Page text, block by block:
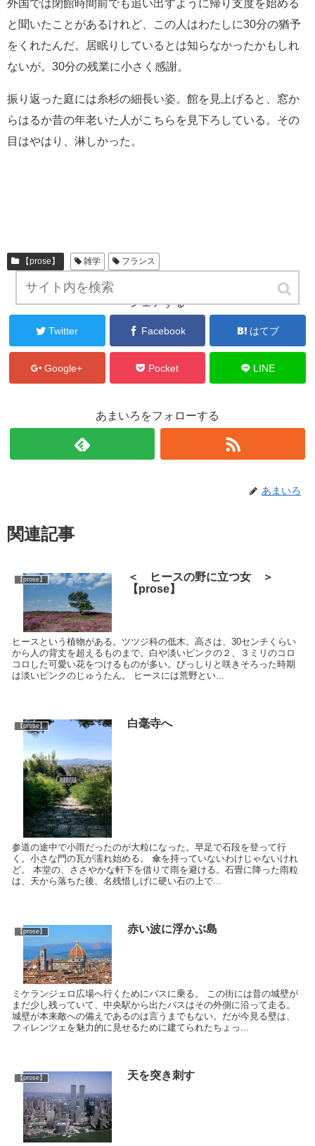
外国では閉館時間前でも追い出すように帰り支度を始める
と聞いたことがあるけれど、この人はわたしに30分の猶予
をくれたんだ。居眠りしているとは知らなかったかもしれ
ないが。30分の残業に小さく感謝。
振り返った庭には糸杉の細長い姿。館を見上げると、窓か
らはるか昔の年老いた人がこちらを見下ろしている。その
目はやはり、淋しかった。
【prose】 雑学 フランス
シェアする
Twitter Facebook はてブ
Google+ Pocket LINE
あまいろをフォローする
あまいろ
関連記事
【prose】
＜ ヒースの野に立つ女 ＞
【prose】
ヒースという植物がある。ツツジ科の低木。高さは、30センチくらい
から人の背丈を超えるものまで。白や淡いピンクの２、３ミリのコロ
コロした可愛い花をつけるものが多い。びっしりと咲きそろった時期
は淡いピンクのじゅうたん。 ヒースには荒野とい...
【prose】 白毫寺へ
参道の途中で小雨だったのが大粒になった。早足で石段を登って行
く。小さな門の瓦が濡れ始める。 傘を持っていないわけじゃないけれ
ど。 本堂の、ささやかな軒下を借りて雨を避ける。石畳に降った雨粒
は、天から落ちた後、名残惜しげに硬い石の上で...
【prose】 赤い波に浮かぶ島
ミケランジェロ広場へ行くためにバスに乗る。 この街には昔の城壁が
まだ少し残っていて、中央駅から出たバスはその外側に沿って走る。
城壁が本来敵への備えであるのは言うまでもない。だが今見る壁は、
フィレンツェを魅力的に見せるために建てられたちょっ...
【prose】 天を突き刺す